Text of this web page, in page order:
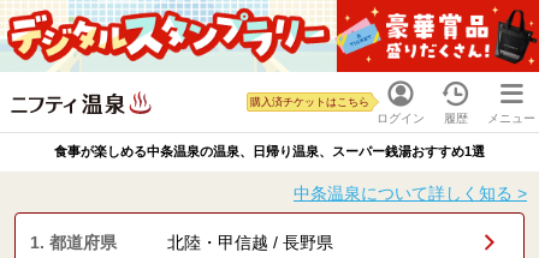
ログイン
購入済チケットはこちら
履歴 メニュー
食事が楽しめる中条温泉の温泉、日帰り温泉、スーパー銭湯おすすめ1選
中条温泉について詳しく知る >
1. 都道府県 北陸・甲信越 / 長野県